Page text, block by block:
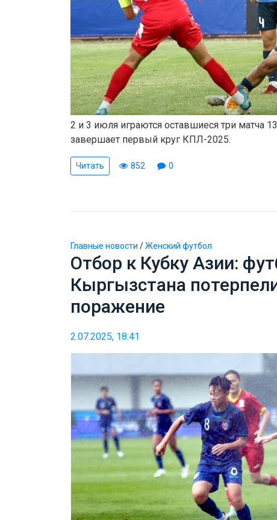
2 и 3 июля играются оставшиеся три матча
завершает первый круг КПЛ-2025.
Читать 852 0
Главные новости /Женский футбол
Отбор к Кубку Азии:
Кыргызстана
поражение
2.07.2025, 18:41